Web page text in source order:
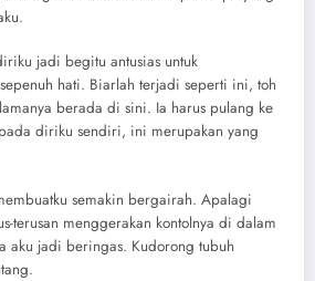
jadi begitu antusias untuk
hati. Biarlah terjadi seperti ini, toh
berada di sini. Ia harus pulang ke
diriku sendiri, ini merupakan yang
semakin bergairah. Apalagi
terusan menggerakan kontolnya di dalam
aku jadi beringas. Kudorong tubuh